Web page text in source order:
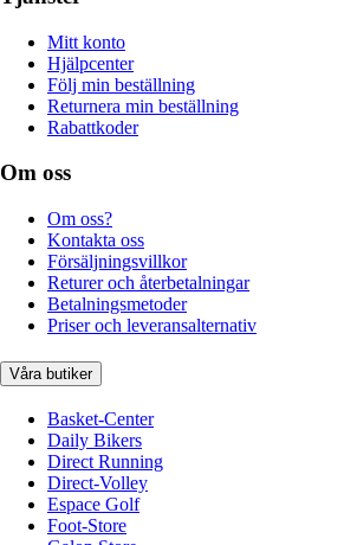
Mitt konto
Hjälpcenter
Följ min beställning
Returnera min beställning
Rabattkoder
Om oss
Om oss?
Kontakta oss
Försäljningsvillkor
Returer och återbetalningar
Betalningsmetoder
Priser och leveransalternativ
Våra butiker
Basket-Center
Daily Bikers
Direct Running
Direct-Volley
Espace Golf
Foot-Store